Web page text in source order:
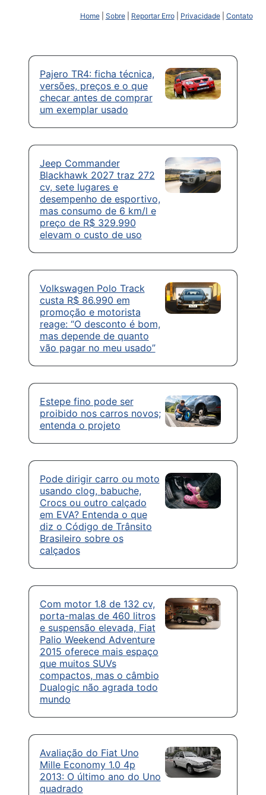
Home| Sobre| Reportar Erro| Privacidade| Contato
Pajero TR4: ficha técnica,
versões, preços e o que
checar antes de comprar
um exemplar usado
Jeep Commander
Blackhawk 2027 traz 272
cv, sete lugares e
desempenho de esportivo,
mas consumo de 6 km/l e
preço de R$ 329.990
elevam o custo de uso
Volkswagen Polo Track
custa R$ 86.990 em
promoção e motorista
reage: “O desconto é bom,
mas depende de quanto
vão pagar no meu usado”
Estepe fino pode ser
proibido nos carros novos;
entenda o projeto
Pode dirigir carro ou moto
usando clog, babuche,
Crocs ou outro calçado
em EVA? Entenda o que
diz o Código de Trânsito
Brasileiro sobre os
calçados
Com motor 1.8 de 132 cv,
porta-malas de 460 litros
e suspensão elevada, Fiat
Palio Weekend Adventure
2015 oferece mais espaço
que muitos SUVs
compactos, mas o câmbio
Dualogic não agrada todo
mundo
Avaliação do Fiat Uno
Mille Economy 1.0 4p
2013: O último ano do Uno
quadrado